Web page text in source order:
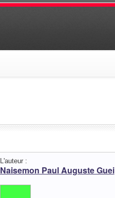
L'auteur :
Naisemon Paul Auguste Guei